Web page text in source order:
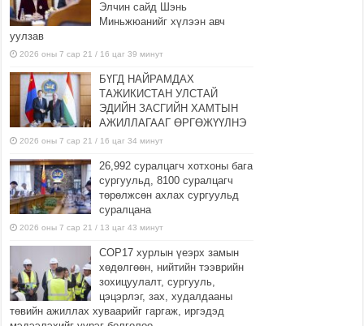
Элчин сайд Шэнь
Миньжюанийг хүлээн авч
уулзав
2026 оны 7 сар 21 / 16 цаг 39 минут
БҮГД НАЙРАМДАХ
ТАЖИКИСТАН УЛСТАЙ
ЭДИЙН ЗАСГИЙН ХАМТЫН
АЖИЛЛАГААГ ӨРГӨЖҮҮЛНЭ
2026 оны 7 сар 21 / 16 цаг 34 минут
26,992 суралцагч хотхоны бага
сургуульд, 8100 суралцагч
төрөлжсөн ахлах сургуульд
суралцана
2026 оны 7 сар 21 / 13 цаг 43 минут
COP17 хурлын үеэрх замын
хөдөлгөөн, нийтийн тээврийн
зохицуулалт, сургууль,
цэцэрлэг, зах, худалдааны
төвийн ажиллах хуваарийг гаргаж, иргэдэд